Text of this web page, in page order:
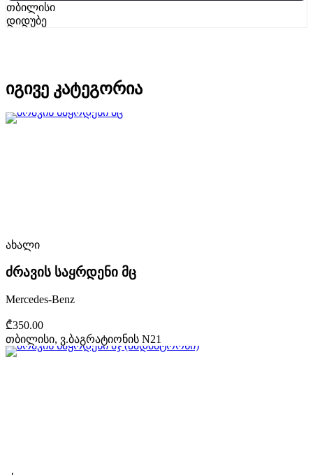
თბილისი
დიდუბე
იგივე კატეგორია
ახალი
ძრავის საყრდენი მც
Mercedes-Benz
₾350.00
თბილისი, ვ.ბაგრატიონის N21